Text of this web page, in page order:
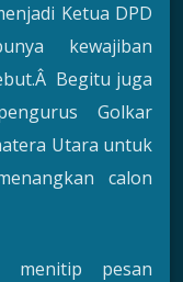
Ketua DPD
kewajiban
Begitu juga
Golkar
Utara untuk
calon
menitip pesan